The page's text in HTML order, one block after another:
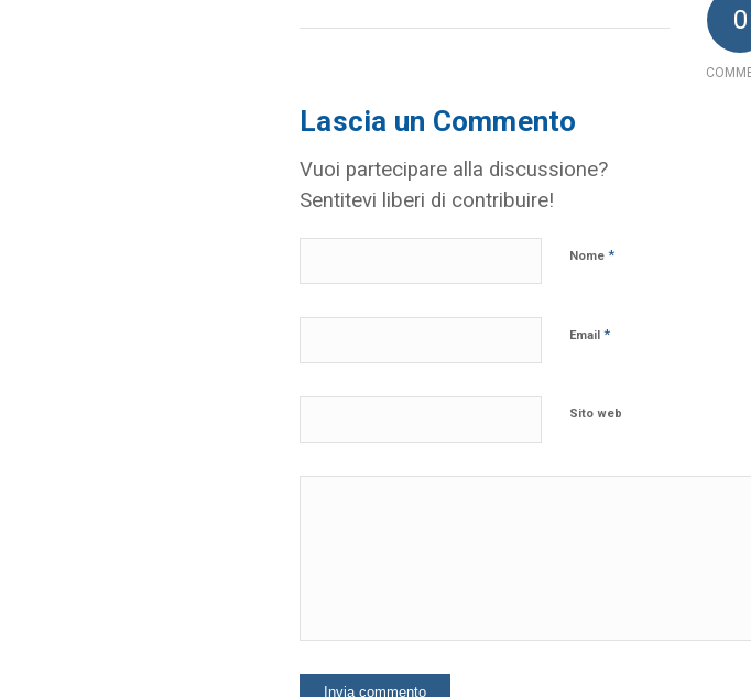
0
Lascia un Commento
Vuoi partecipare alla discussione?
Sentitevi liberi di contribuire!
Nome *
Email *
Sito web